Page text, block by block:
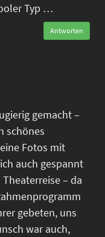
Typ …
Antworten
gemacht –
schönes
Fotos mit
auch gespannt
– da
gebeten, uns
war auch,